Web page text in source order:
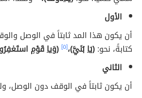
الأول
أن يكون هذا المد ثابتاً في الوصل
كتابةً، نحو:(يَابُنَيَّ)،[٥] (وَياقَوْمِ
الثاني
أن يكون ثابتاً في الوقف دون الوصل،